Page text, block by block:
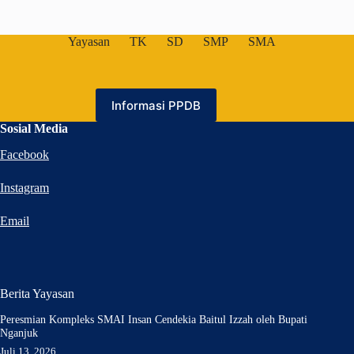
Yayasan TK SD SMP SMA
Informasi PPDB
Sosial Media
Facebook
Instagram
Email
Berita Yayasan
Peresmian Kompleks SMAI Insan Cendekia Baitul Izzah oleh Bupati
Nganjuk
Juli 13, 2026